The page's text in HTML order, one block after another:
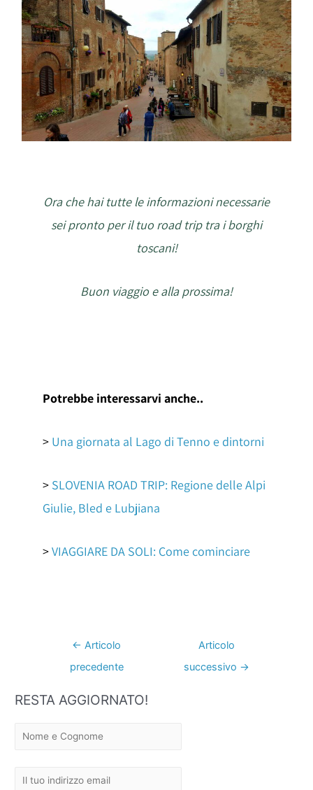
Ora che hai tutte le informazioni necessarie
sei pronto per il tuo road trip tra i borghi
toscani!
Buon viaggio e alla prossima!
Potrebbe interessarvi anche..
> Una giornata al Lago di Tenno e dintorni
> SLOVENIA ROAD TRIP: Regione delle Alpi
Giulie, Bled e Lubjiana
>VIAGGIARE DA SOLI: Come cominciare
← Articolo
precedente
Articolo
successivo →
RESTA AGGIORNATO!